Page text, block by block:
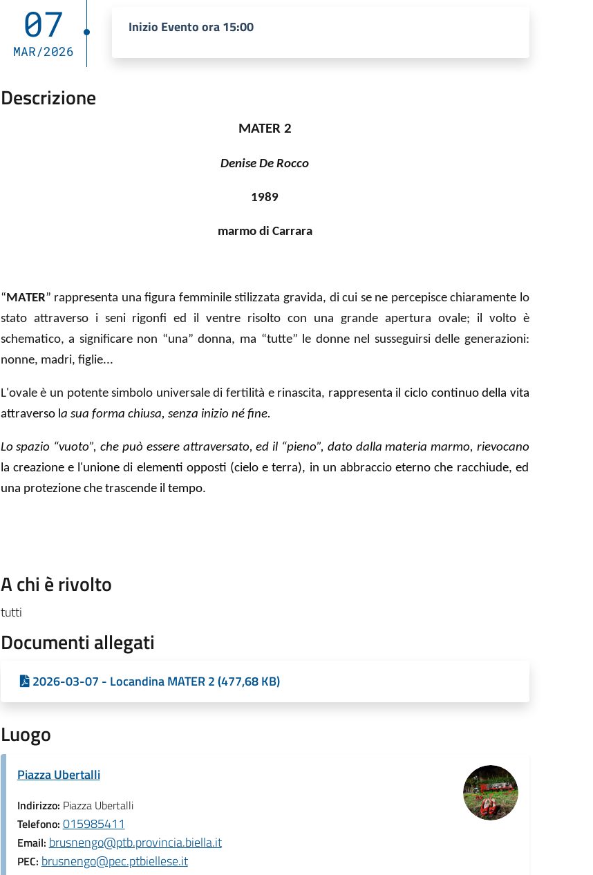
07
MAR/2026
Inizio Evento ora 15:00
Descrizione
MATER 2
Denise De Rocco
1989
marmo di Carrara
“MATER” rappresenta una figura femminile stilizzata gravida, di cui se ne percepisce chiaramente lo
stato attraverso i seni rigonfi ed il ventre risolto con una grande apertura ovale; il volto è
schematico, a significare non “una” donna, ma “tutte” le donne nel susseguirsi delle generazioni:
nonne, madri, figlie...
L'ovale è un potente simbolo universale di fertilità e rinascita, rappresenta il ciclo continuo della vita
attraverso la sua forma chiusa, senza inizio né fine.
Lo spazio “vuoto”, che può essere attraversato, ed il “pieno”, dato dalla materia marmo, rievocano
la creazione e l'unione di elementi opposti (cielo e terra), in un abbraccio eterno che racchiude, ed
una protezione che trascende il tempo.
A chi è rivolto
tutti
Documenti allegati
2026-03-07 - Locandina MATER 2 (477,68 KB)
Luogo
Piazza Ubertalli
Indirizzo: Piazza Ubertalli
Telefono: 015985411
Email: brusnengo@ptb.provincia.biella.it
PEC: brusnengo@pec.ptbiellese.it